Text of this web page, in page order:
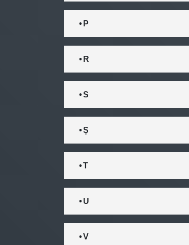
• P
• R
• S
• Ș
• T
• U
• V